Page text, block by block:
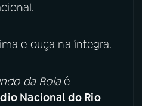
Facebook
e ouça na íntegra.
da Bolaé
Nacional do Rio